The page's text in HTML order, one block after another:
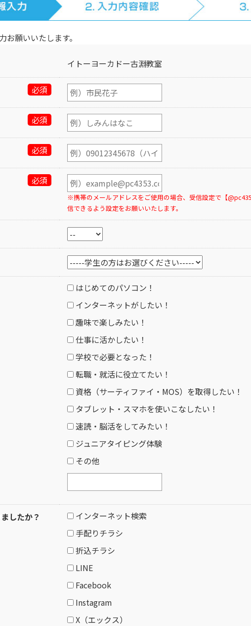
お願いいたします。
イトーヨーカドー古淵教室
必須
必須
必須
必須
※携帯のメールアドレスをご使用の場合、受信設定で【
信できるよう設定をお願いいたします。
はじめてのパソコン！
インターネットがしたい！
趣味で楽しみたい！
仕事に活かしたい！
学校で必要となった！
転職・就活に役立てたい！
資格（サーティファイ・MOS）を取得したい！
タブレット・スマホを使いこなしたい！
速読・脳活をしてみたい！
ジュニアタイピング体験
その他
したか？
インターネット検索
手配りチラシ
折込チラシ
LINE
Facebook
Instagram
X（エックス）